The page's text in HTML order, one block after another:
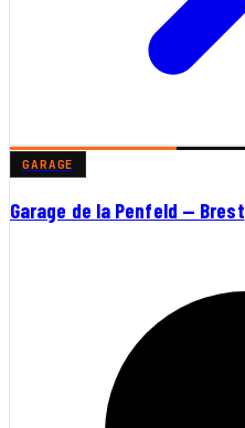
GARAGE
Garage de la Penfeld — Brest